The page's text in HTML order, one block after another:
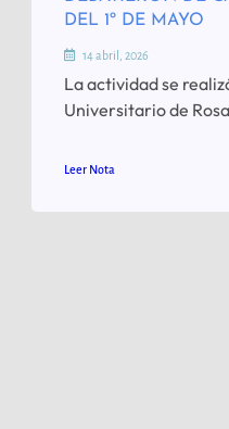
DEL 1º DE MAYO
14 abril, 2026
La actividad se
Universitario de
Leer Nota